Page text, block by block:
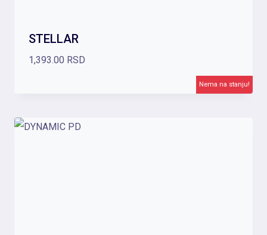
Nema na stanju!
STELLAR
1,393.00 RSD